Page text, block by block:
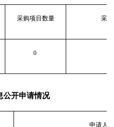
采购项目数量 采
0
公开申请情况
申请人